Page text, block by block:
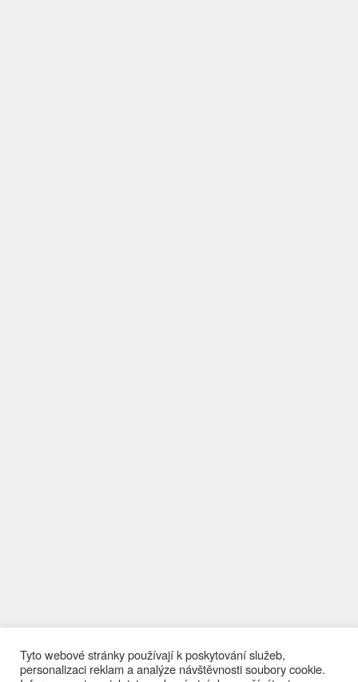
Tyto webové stránky používají k poskytování služeb,
personalizaci reklam a analýze návštěvnosti soubory cookie.